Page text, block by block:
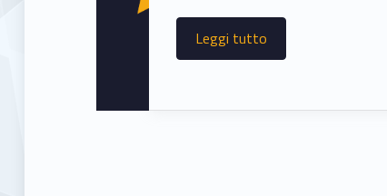
Leggi tutto